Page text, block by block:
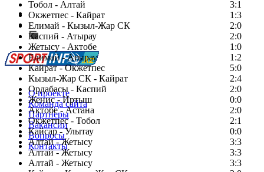
Тобол - Алтай
3:1
Окжетпес - Кайрат
1:3
Елимай - Кызыл-Жар СК
2:0
Каспий - Атырау
2:0
Жетысу - Актобе
1:0
Елимай - Атырау
1:2
Кайрат - Окжетпес
5:0
Кызыл-Жар СК - Кайрат
2:4
Ордабасы - Каспий
2:0
Женис - Иртыш
0:0
Актобе - Астана
2:0
Окжетпес - Тобол
2:1
Кайсар - Улытау
0:0
Алтай - Жетысу
3:3
Алтай - Жетысу
3:3
Алтай - Жетысу
3:3
Есть идея?
Сообщить о мероприятии
Перейти на старый сайт
О проекте
Команда сайта
Партнеры
Вакансии
Вопросы
Контакты